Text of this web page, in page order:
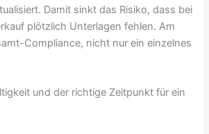
Damit sinkt das Risiko, dass bei
plötzlich Unterlagen fehlen. Am
Compliance, nicht nur ein einzelnes
und der richtige Zeitpunkt für ein